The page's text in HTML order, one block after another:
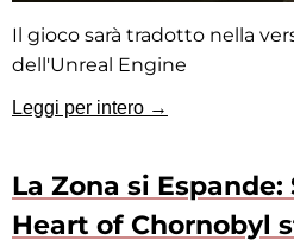
Il gioco sarà tradotto nella
dell'Unreal Engine
Leggi per intero →
La Zona si Espande:
Heart of Chornobyl